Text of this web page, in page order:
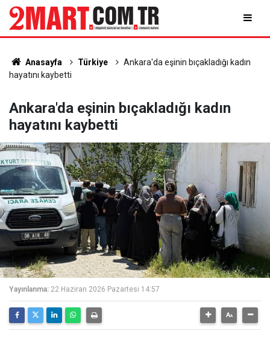
Anasayfa Türkiye
Ankara'da eşinin bıçakladığı kadın
hayatını kaybetti
Ankara'da eşinin bıçakladığı kadın
hayatını kaybetti
Yayınlanma: 22 Haziran 2026 Pazartesi 14:57